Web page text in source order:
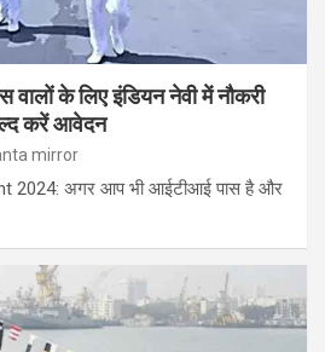
के लिए इंडियन नेवी में नौकरी
करें आवेदन
mirror
2024: अगर आप भी आईटीआई पास है और